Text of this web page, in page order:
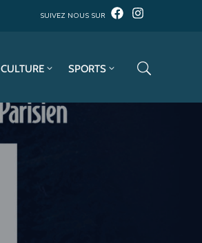
SUIVEZ NOUS SUR
CULTURE SPORTS